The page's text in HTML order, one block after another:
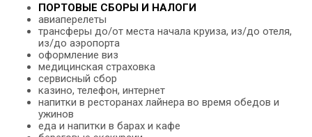
ПОРТОВЫЕ СБОРЫ И НАЛОГИ
авиаперелеты
трансферы до/от места начала круиза, из/до отеля,
из/до аэропорта
оформление виз
медицинская страховка
сервисный сбор
казино, телефон, интернет
напитки в ресторанах лайнера во время обедов и
ужинов
еда и напитки в барах и кафе